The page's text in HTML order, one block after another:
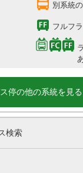
別系統
フルフ
停の他の系統を見る
検索